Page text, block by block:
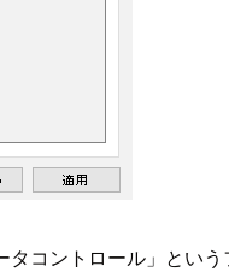
コントロール」とい